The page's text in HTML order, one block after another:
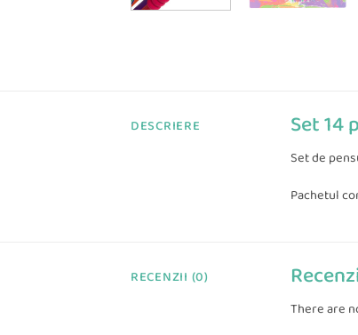
DESCRIERE Set 14
Set de
Pachetul
RECENZII (0)
There are